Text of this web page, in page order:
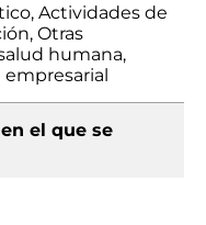
Actividades de
Otras
humana,
el que se